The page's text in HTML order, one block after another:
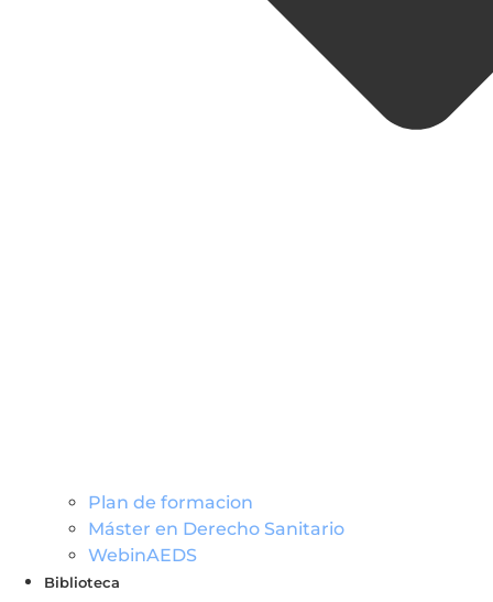
Plan de formacion
Máster en Derecho Sanitario
WebinAEDS
Biblioteca